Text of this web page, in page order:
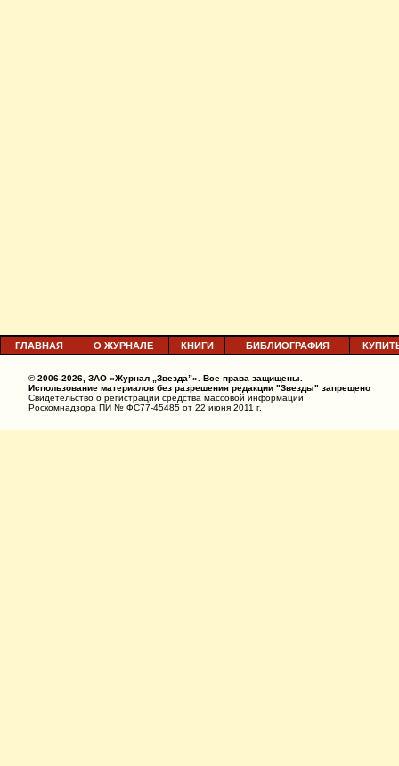
ГЛАВНАЯ О ЖУРНАЛЕ КНИГИ БИБЛИОГРАФИЯ
© 2006-2026, ЗАО «Журнал „Звезда”». Все права защищены.
Использование материалов без разрешения редакции "Звезды" запрещено
Свидетельство о регистрации средства массовой информации
Роскомнадзора ПИ № ФС77-45485 от 22 июня 2011 г.